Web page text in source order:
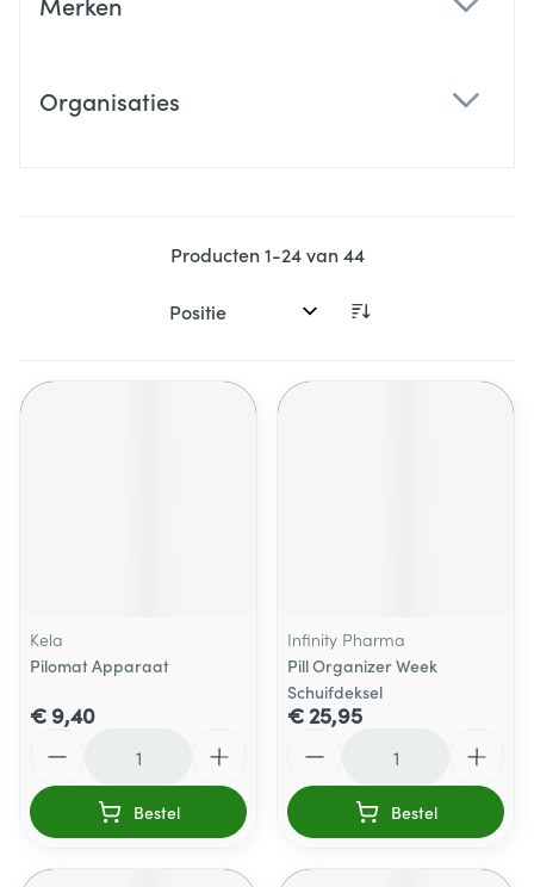
Organisaties
Producten1-24van44
Sorteer op:
Kela
Pilomat Apparaat
€ 9,40
Bestel
Infinity Pharma
Pill Organizer Week
Schuifdeksel
€ 25,95
Bestel